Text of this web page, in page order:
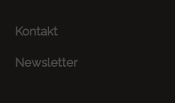
Kontakt
Newsletter